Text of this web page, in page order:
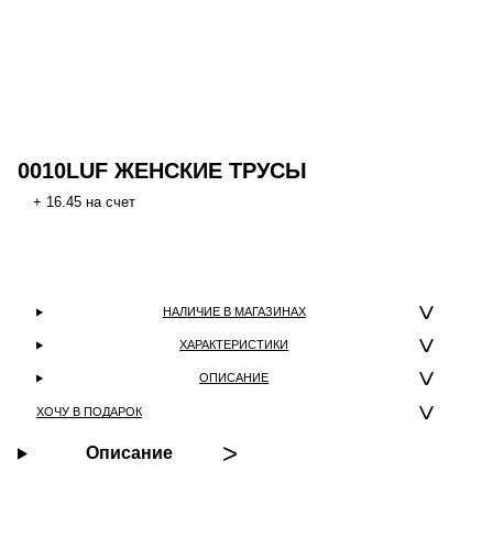
0010LUF ЖЕНСКИЕ ТРУСЫ
+ 16.45 на счет
НАЛИЧИЕ В МАГАЗИНАХ
ХАРАКТЕРИСТИКИ
ОПИСАНИЕ
ХОЧУ В ПОДАРОК
Описание